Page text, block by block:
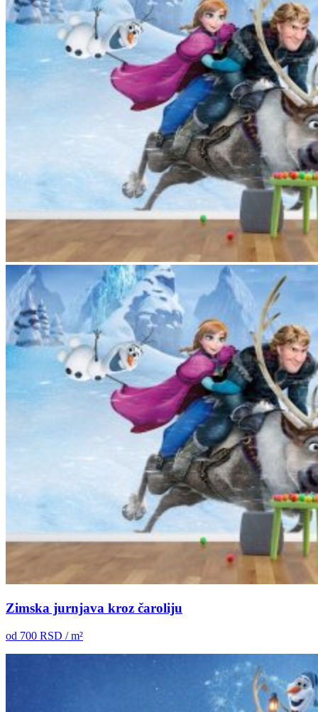
Zimska jurnjava kroz čaroliju
od 700 RSD / m²